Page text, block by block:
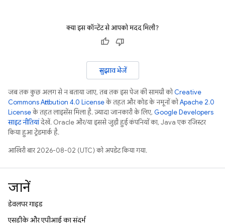
क्या इस कॉन्टेंट से आपको मदद मिली?
सुझाव भेजें
जब तक कुछ अलग से न बताया जाए, तब तक इस पेज की सामग्री कोCreative
Commons Attribution 4.0 Licenseके तहत और कोड के नमूनों कोApache 2.0
Licenseके तहत लाइसेंस मिला है. ज़्यादा जानकारी के लिए, Google Developers
साइट नीतियांदेखें. Oracle और/या इससे जुड़ी हुई कंपनियों का, Java एक रजिस्टर
किया हुआ ट्रेडमार्क है.
आखिरी बार 2026-08-02 (UTC) को अपडेट किया गया.
जानें
डेवलपर गाइड
एसडीके और एपीआई का संदर्भ